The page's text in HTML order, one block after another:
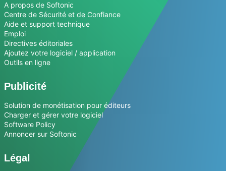
A propos de Softonic
Centre de Sécurité et de Confiance
Aide et support technique
Emploi
Directives éditoriales
Ajoutez votre logiciel / application
Outils en ligne
Publicité
Solution de monétisation pour éditeurs
Charger et gérer votre logiciel
Software Policy
Annoncer sur Softonic
Légal